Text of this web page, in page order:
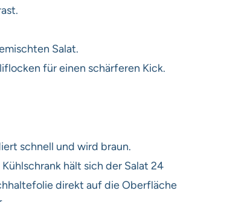
Salat.
für einen schärferen Kick.
schnell und wird braun.
hält sich der Salat 24
direkt auf die Oberfläche